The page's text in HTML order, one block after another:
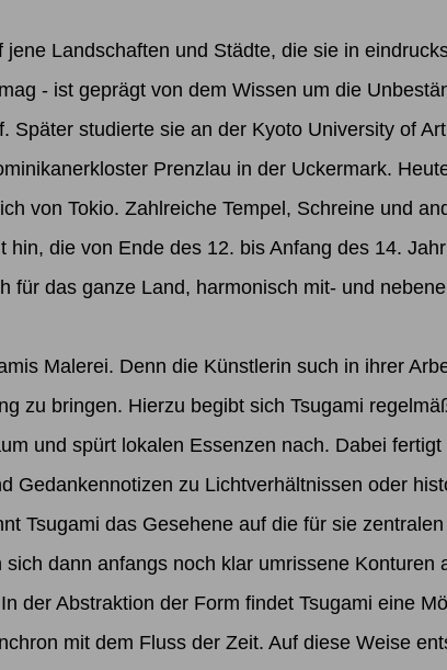
jene Landschaften und Städte, die sie in
- ist geprägt von dem Wissen um die
Später studierte sie an der Kyoto University of
Prenzlau in der Uckermark.
von Tokio. Zahlreiche Tempel, Schreine und
hin, die von Ende des 12. bis Anfang des 14.
für das ganze Land, harmonisch mit- und
Malerei. Denn die Künstlerin such in ihrer
zu bringen. Hierzu begibt sich Tsugami
und spürt lokalen Essenzen nach. Dabei
Gedankennotizen zu Lichtverhältnissen oder
Tsugami das Gesehene auf die für sie
dann anfangs noch klar umrissene
der Abstraktion der Form findet Tsugami eine
mit dem Fluss der Zeit. Auf diese Weise